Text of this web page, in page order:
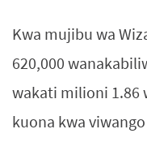
Kwa mujibu wa
620,000
wakati milioni 1.86
kuona kwa